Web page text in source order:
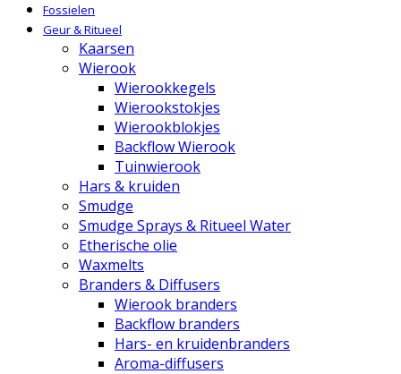
Fossielen
Geur & Ritueel
Kaarsen
Wierook
Wierookkegels
Wierookstokjes
Wierookblokjes
Backflow Wierook
Tuinwierook
Hars & kruiden
Smudge
Smudge Sprays & Ritueel Water
Etherische olie
Waxmelts
Branders & Diffusers
Wierook branders
Backflow branders
Hars- en kruidenbranders
Aroma-diffusers